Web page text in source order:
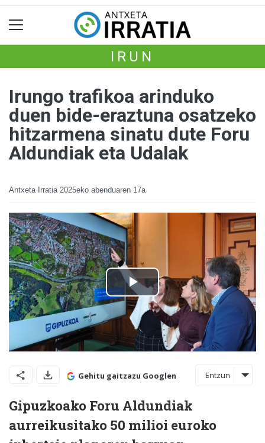
IRUN
Irungo trafikoa arinduko
duen bide-eraztuna osatzeko
hitzarmena sinatu dute Foru
Aldundiak eta Udalak
Antxeta Irratia 2025eko abenduaren 17a
Gehitu gaitzazu Googlen Entzun
Gipuzkoako Foru Aldundiak
aurreikusitako 50 milioi euroko